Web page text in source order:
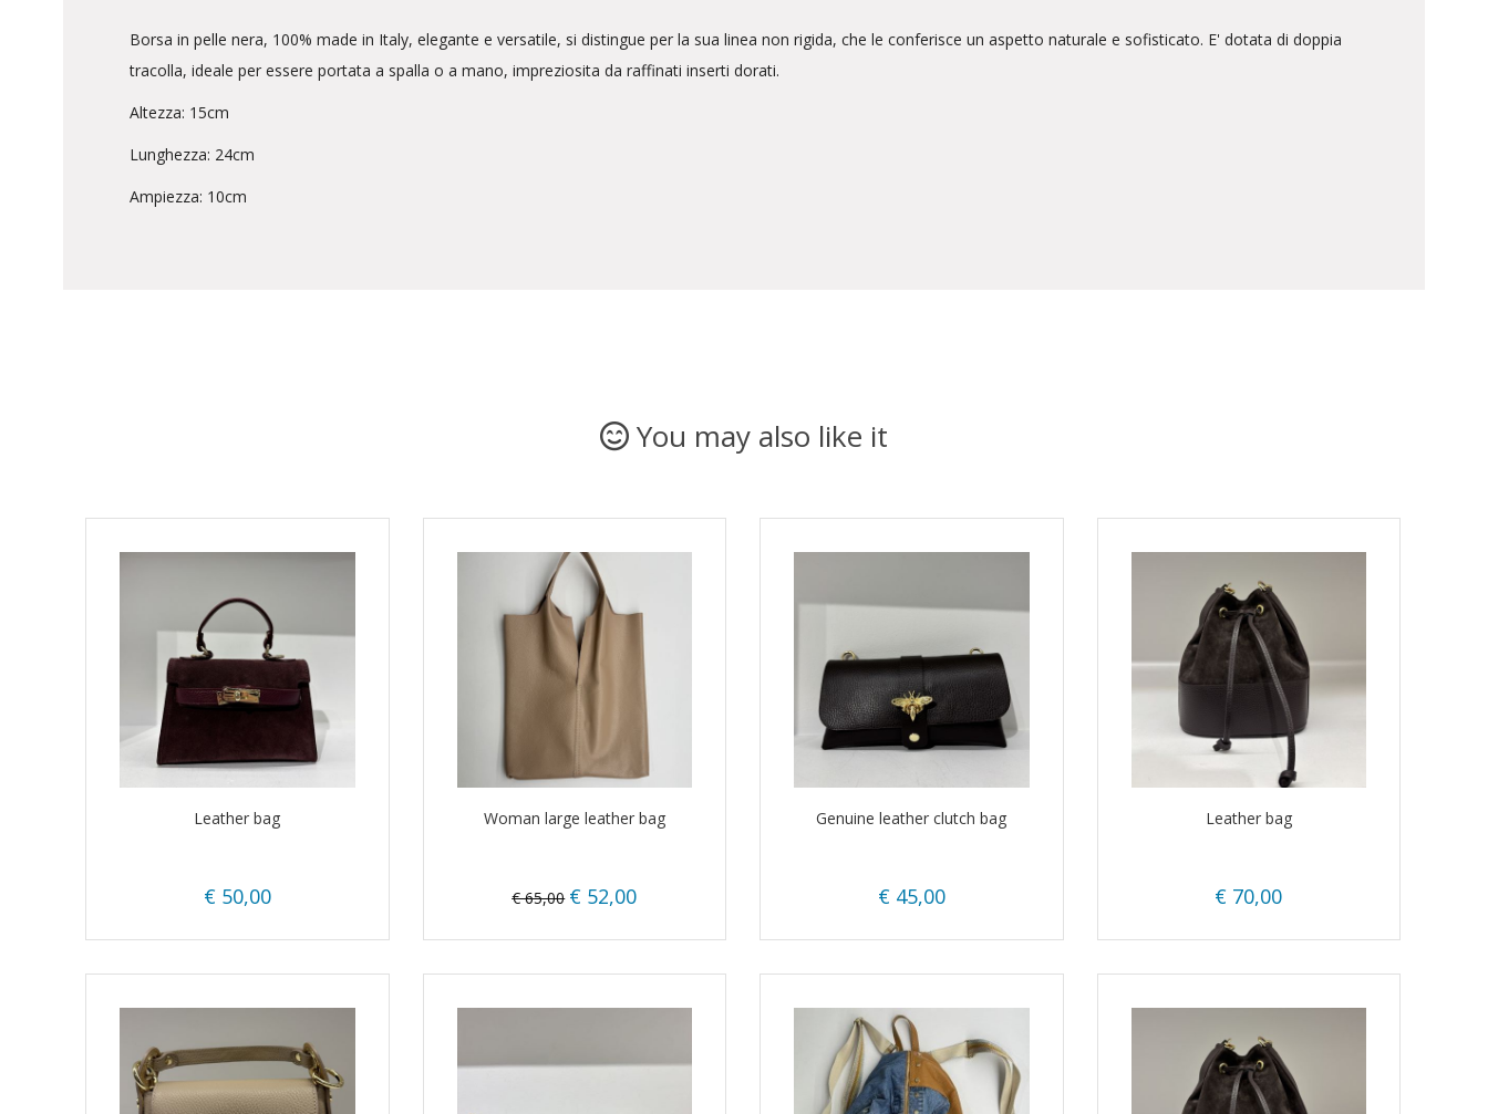
Borsa in pelle nera, 100% made in Italy, elegante e versatile, si distingue per la sua linea non rigida, che le conferisce un aspetto naturale e sofisticato. E' dotata di doppia
tracolla, ideale per essere portata a spalla o a mano, impreziosita da raffinati inserti dorati.
Altezza: 15cm
Lunghezza: 24cm
Ampiezza: 10cm
You may also like it
Leather bag
€ 50,00
Woman large leather bag
€ 65,00 € 52,00
Genuine leather clutch bag
€ 45,00
Leather bag
€ 70,00